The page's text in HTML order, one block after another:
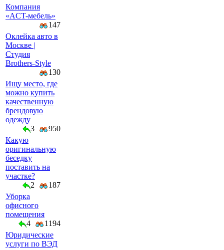
Компaния
«AСT-мeбeль»
147
Оклейка авто в
Москве |
Студия
Brothers-Style
130
Ищу место, где
можно купить
качественную
брендовую
одежду
3
950
Какую
оригинальную
беседку
поставить на
участке?
2
187
Уборка
офисного
помещения
4
1194
Юридические
услуги по ВЭД